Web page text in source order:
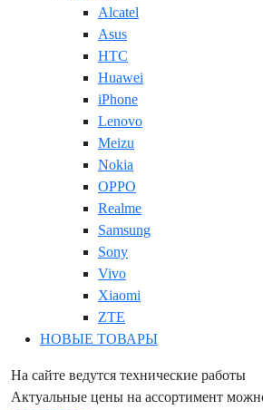
Alcatel
Asus
HTC
Huawei
iPhone
Lenovo
Meizu
Nokia
OPPO
Realme
Samsung
Sony
Vivo
Xiaomi
ZTE
НОВЫЕ ТОВАРЫ
На сайте ведутся технические работы
Актуальные цены на ассортимент